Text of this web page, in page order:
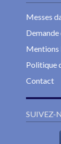
Messes
Mentions
Politique
Contact
SUIVEZ-